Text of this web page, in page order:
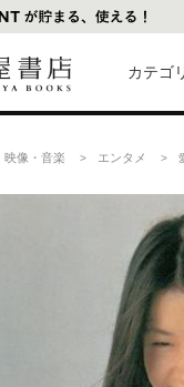
カテゴ
映像・音楽 > エンタメ > 愛